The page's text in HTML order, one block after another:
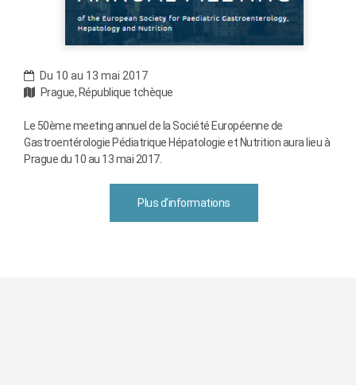
Du 10 au 13 mai 2017
Prague, République tchèque
Le 50ème meeting annuel de la Société Européenne de
Gastroentérologie Pédiatrique Hépatologie et Nutrition aura lieu à
Prague du 10 au 13 mai 2017.
Plus d'informations